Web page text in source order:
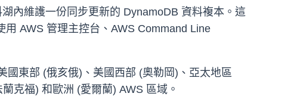
內維護一份同步更新的 DynamoDB 資料複本。這
AWS 管理主控台、AWS Command Line
國東部 (俄亥俄)、美國西部 (奧勒岡)、亞太地區
克福) 和歐洲 (愛爾蘭) AWS 區域。